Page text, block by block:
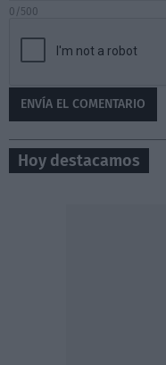
0/500
Hoy destacamos